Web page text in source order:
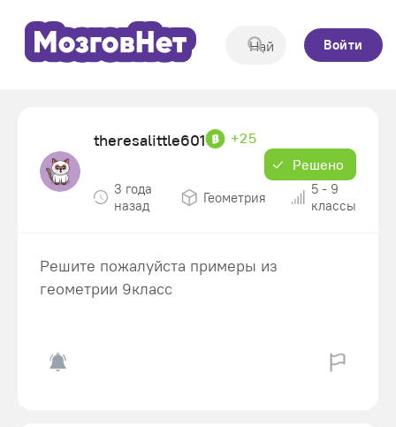
Войти
theresalittle601
+25
Решено
3 года
назад
Геометрия
5 - 9
классы
Решите пожалуйста примеры из
геометрии 9класс